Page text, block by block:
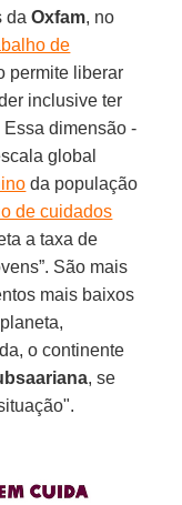
daOxfam, no
de
permite liberar
inclusive ter
dimensão -
global
da população
de cuidados
a taxa de
São mais
mais baixos
o continente
, se